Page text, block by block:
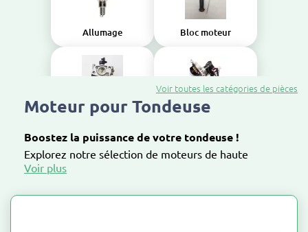
Allumage Bloc moteur
Carburateur Démarreur
Voir toutes les catégories de pièces
Moteur pour Tondeuse
Boostez la puissance de votre tondeuse !
Explorez notre sélection de moteurs de haute
qualité pour une performance optimale.